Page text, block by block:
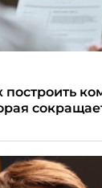
построить